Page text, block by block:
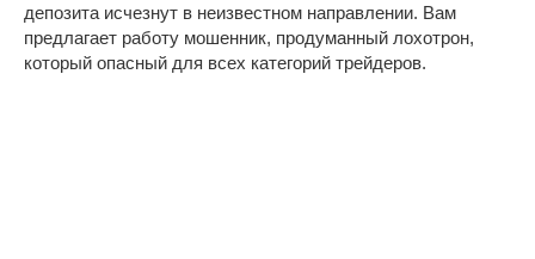
депозита исчезнут в неизвестном направлении. Вам
предлагает работу мошенник, продуманный лохотрон,
который опасный для всех категорий трейдеров.